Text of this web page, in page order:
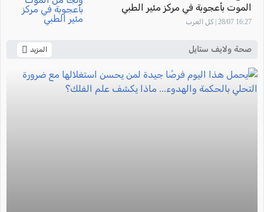
الموت بأعجوبة في مركز مئير الطبي
16:27 28/07 | كل العرب
صحة ولايف ستايل المزيد